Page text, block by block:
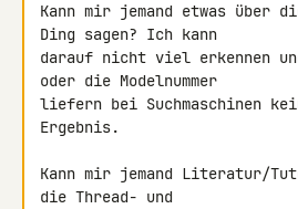
Kann mir jemand etwas über
Ding sagen? Ich kann
darauf nicht viel erkennen
oder die Modelnummer
liefern bei Suchmaschinen
Ergebnis.
Kann mir jemand Literatur/
die Thread- und